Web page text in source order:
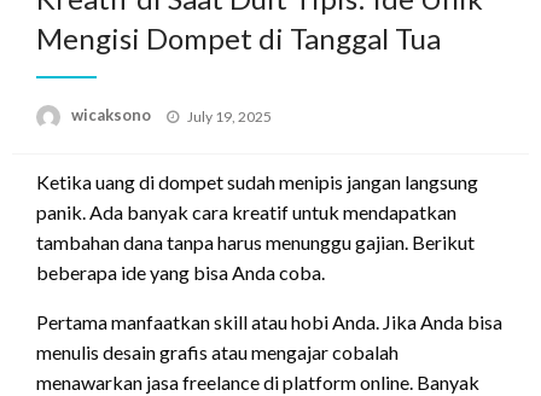
Mengisi Dompet di Tanggal Tua
wicaksono
Posted
July 19, 2025
Ketika uang di dompet sudah menipis jangan langsung
panik. Ada banyak cara kreatif untuk mendapatkan
tambahan dana tanpa harus menunggu gajian. Berikut
beberapa ide yang bisa Anda coba.
Pertama manfaatkan skill atau hobi Anda. Jika Anda bisa
menulis desain grafis atau mengajar cobalah
menawarkan jasa freelance di platform online. Banyak